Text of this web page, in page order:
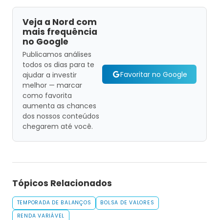
Veja a Nord com
mais frequência
no Google
Publicamos análises
todos os dias para te
ajudar a investir
melhor — marcar
como favorita
aumenta as chances
dos nossos conteúdos
chegarem até você.
Favoritar no Google
Tópicos Relacionados
TEMPORADA DE BALANÇOS
BOLSA DE VALORES
RENDA VARIÁVEL